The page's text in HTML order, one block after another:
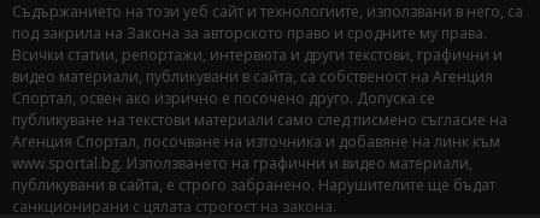
Съдържанието на този уеб сайт и технологиите, използвани в него, са
под закрила на Закона за авторското право и сродните му права.
Всички статии, репортажи, интервюта и други текстови, графични и
видео материали, публикувани в сайта, са собственост на Агенция
Спортал, освен ако изрично е посочено друго. Допуска се
публикуване на текстови материали само след писмено съгласие на
Агенция Спортал, посочване на източника и добавяне на линк към
www.sportal.bg. Използването на графични и видео материали,
публикувани в сайта, е строго забранено. Нарушителите ще бъдат
санкционирани с цялата строгост на закона.